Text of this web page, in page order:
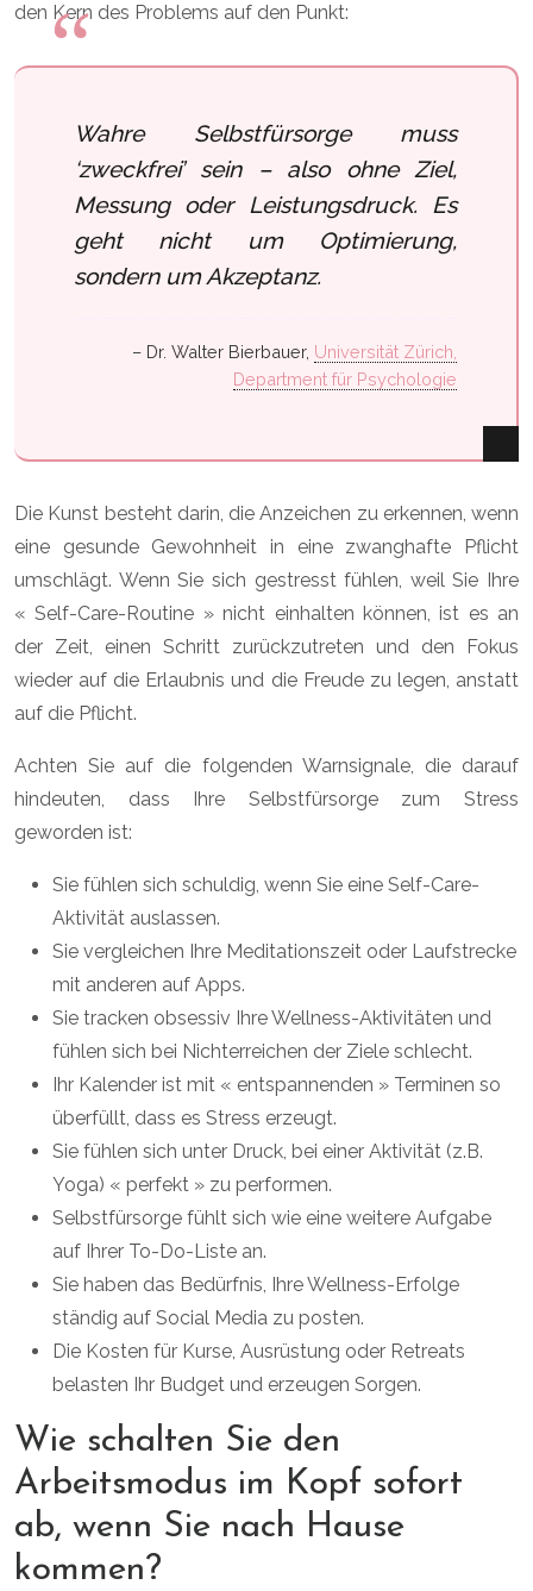
den Kern des Problems auf den Punkt:
Wahre Selbstfürsorge muss
‘zweckfrei’ sein – also ohne Ziel,
Messung oder Leistungsdruck. Es
geht nicht um Optimierung,
sondern um Akzeptanz.
– Dr. Walter Bierbauer, Universität Zürich,
Department für Psychologie
Die Kunst besteht darin, die Anzeichen zu erkennen, wenn
eine gesunde Gewohnheit in eine zwanghafte Pflicht
umschlägt. Wenn Sie sich gestresst fühlen, weil Sie Ihre
« Self-Care-Routine » nicht einhalten können, ist es an
der Zeit, einen Schritt zurückzutreten und den Fokus
wieder auf die Erlaubnis und die Freude zu legen, anstatt
auf die Pflicht.
Achten Sie auf die folgenden Warnsignale, die darauf
hindeuten, dass Ihre Selbstfürsorge zum Stress
geworden ist:
Sie fühlen sich schuldig, wenn Sie eine Self-Care-
Aktivität auslassen.
Sie vergleichen Ihre Meditationszeit oder Laufstrecke
mit anderen auf Apps.
Sie tracken obsessiv Ihre Wellness-Aktivitäten und
fühlen sich bei Nichterreichen der Ziele schlecht.
Ihr Kalender ist mit « entspannenden » Terminen so
überfüllt, dass es Stress erzeugt.
Sie fühlen sich unter Druck, bei einer Aktivität (z.B.
Yoga) « perfekt » zu performen.
Selbstfürsorge fühlt sich wie eine weitere Aufgabe
auf Ihrer To-Do-Liste an.
Sie haben das Bedürfnis, Ihre Wellness-Erfolge
ständig auf Social Media zu posten.
Die Kosten für Kurse, Ausrüstung oder Retreats
belasten Ihr Budget und erzeugen Sorgen.
Wie schalten Sie den
Arbeitsmodus im Kopf sofort
ab, wenn Sie nach Hause
kommen?